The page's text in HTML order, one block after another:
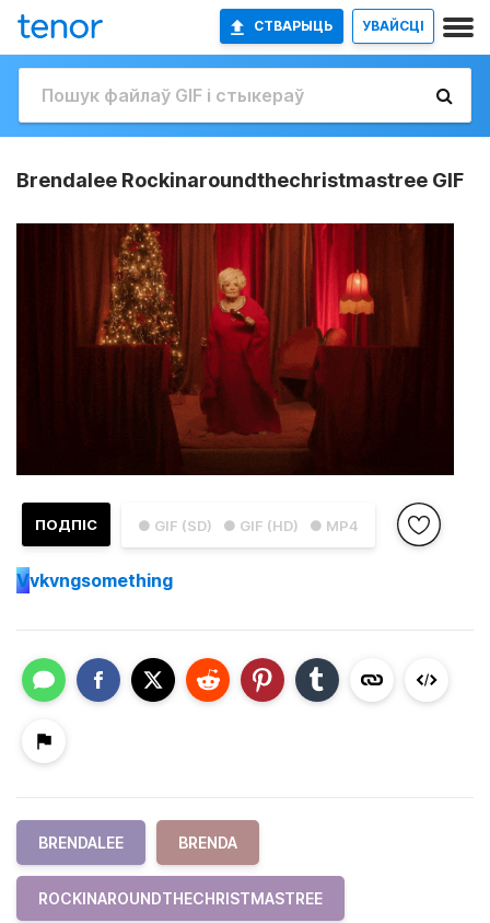
СТВАРЫЦЬ УВАЙСЦІ
Brendalee Rockinaroundthechristmastree GIF
● GIF (SD) ● GIF (HD) ● MP4
ПОДПІС
Vvkvngsomething
BRENDALEE BRENDA
ROCKINAROUNDTHECHRISTMASTREE